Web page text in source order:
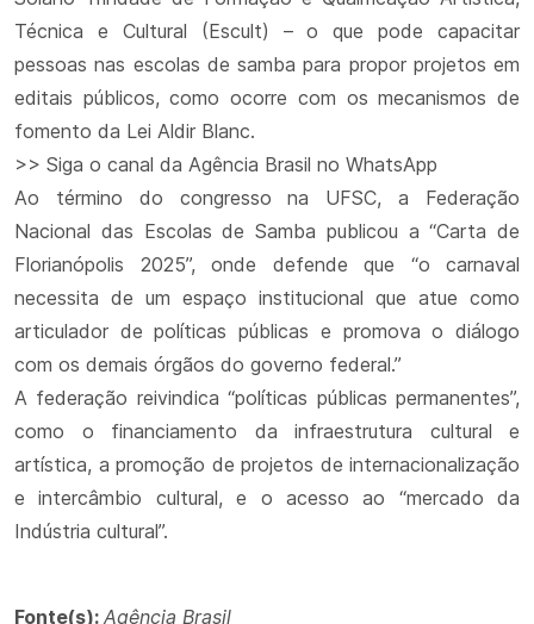
Técnica e Cultural (Escult) – o que pode capacitar
pessoas nas escolas de samba para propor projetos em
editais públicos, como ocorre com os mecanismos de
fomento da Lei Aldir Blanc.
>> Siga o canal da Agência Brasil no WhatsApp
Ao término do congresso na UFSC, a Federação
Nacional das Escolas de Samba publicou a “Carta de
Florianópolis 2025”, onde defende que “o carnaval
necessita de um espaço institucional que atue como
articulador de políticas públicas e promova o diálogo
com os demais órgãos do governo federal.”
A federação reivindica “políticas públicas permanentes”,
como o financiamento da infraestrutura cultural e
artística, a promoção de projetos de internacionalização
e intercâmbio cultural, e o acesso ao “mercado da
Indústria cultural”.
Fonte(s): Agência Brasil